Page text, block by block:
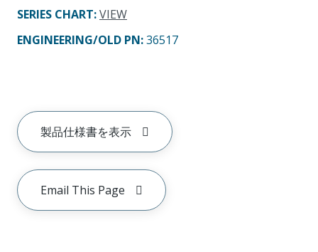
SERIES CHART:VIEW
ENGINEERING/OLD PN:36517
製品仕様書を表示
Email This Page